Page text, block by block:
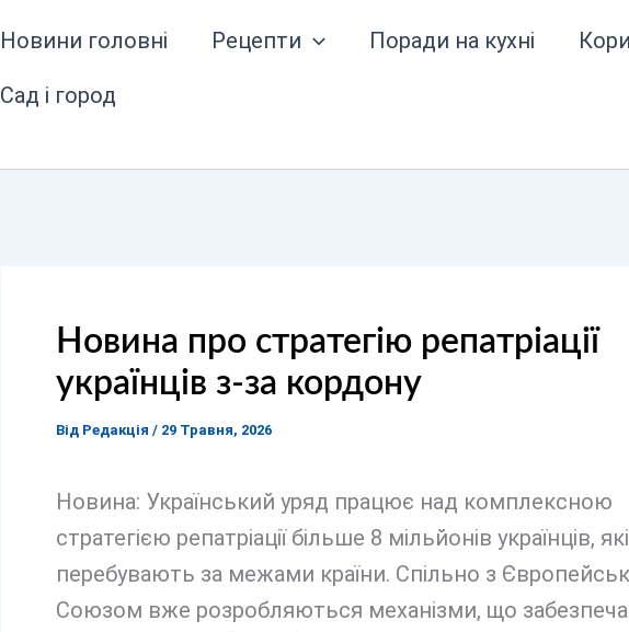
Новини головні Рецепти Поради на кухні
Сад і город
Новина про стратегію репатріації
українців з-за кордону
Від Редакція / 29 Травня, 2026
Новина: Український уряд працює над комплексною
стратегією репатріації більше 8 мільйонів українців, які
перебувають за межами країни. Спільно з
Союзом вже розробляються механізми, що